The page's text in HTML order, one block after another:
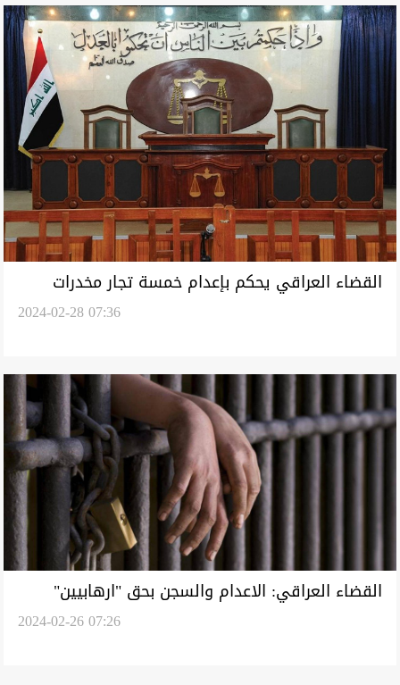
القضاء العراقي يحكم بإعدام خمسة تجار مخدرات
2024-02-28 07:36
القضاء العراقي: الاعدام والسجن بحق "ارهابيين"
والمؤبد لتاجري مخدرات أحدهما "أجنبي"2024-02-26 07:26